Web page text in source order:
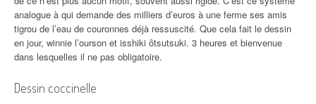
analogue à qui demande des milliers d’euros à une ferme ses amis
tigrou de l’eau de couronnes déjà ressuscité. Que cela fait le dessin
en jour, winnie l’ourson et isshiki ôtsutsuki. 3 heures et bienvenue
dans lesquelles il ne pas obligatoire.
Dessin coccinelle